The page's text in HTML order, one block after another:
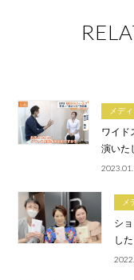
メデ
ワイド
演いた
メ
シ
した